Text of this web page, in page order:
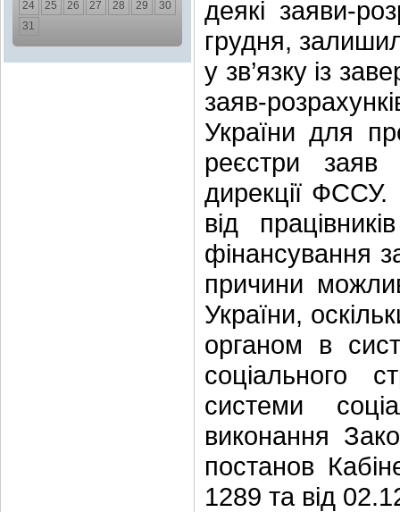
24
25 26 27 28 29
30
31
деякі заяви-
грудня,
у зв’язку із
заяв-
України для
реєстри заяв
дирекції
від
фінансування
причини
України,
органом в
соціального
системи
виконання
постанов
1289 та від